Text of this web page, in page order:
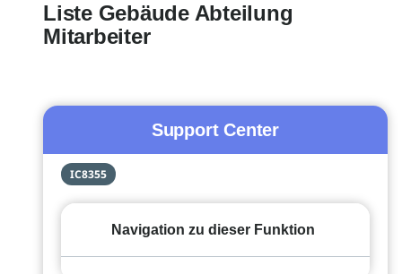
Liste Gebäude Abteilung
Mitarbeiter
Support Center
IC8355
Navigation zu dieser Funktion